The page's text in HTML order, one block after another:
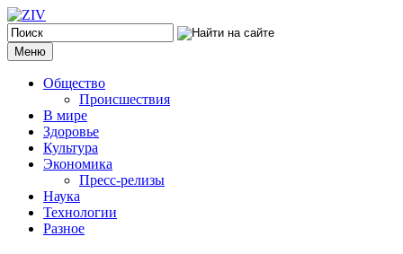
Меню
Общество
Происшествия
В мире
Здоровье
Культура
Экономика
Пресс-релизы
Наука
Технологии
Разное